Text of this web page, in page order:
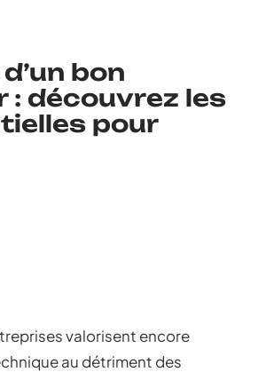
bon
: découvrez les
pour
valorisent encore
au détriment des